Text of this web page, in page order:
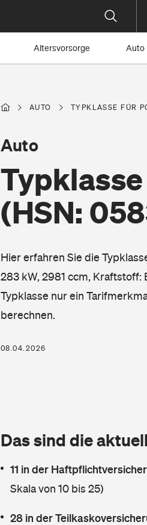
Altersvorsorge Auto
AUTO TYPKLASSE FÜR
(HSN:
Auto
Hier erfahren Sie die
283 kW, 2981 ccm, Kraftstoff:
Typklasse nur ein
berechnen.
08.04.2026
Das sind die
11 in der
Skala von 10 bis 25)
28 in der